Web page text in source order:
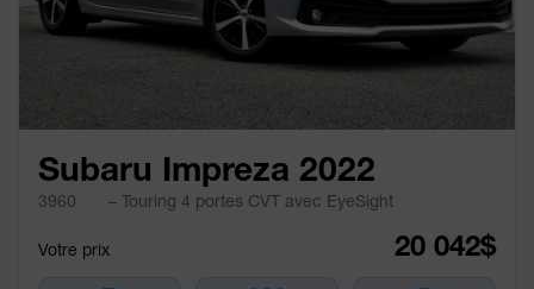
Subaru Impreza 2022
3960 – Touring 4 portes CVT avec EyeSight
Votre prix 20 042$